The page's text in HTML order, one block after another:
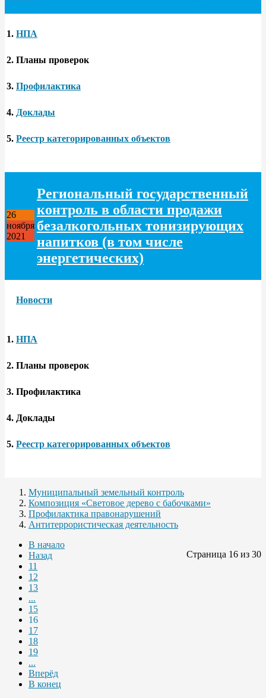
1. НПА
2. Планы проверок
3. Профилактика
4. Доклады
5. Реестр категорированных объектов
26
ноября
2021
Региональный государственный
контроль в области продажи
безалкогольных тонизирующих
напитков (в том числе
энергетических)
Новости
1. НПА
2. Планы проверок
3. Профилактика
4. Доклады
5. Реестр категорированных объектов
Муниципальный земельный контроль
Композиция «Световое дерево с бабочками»
Профилактика правонарушений
Антитеррористическая деятельность
Страница 16 из 30
В начало
Назад
11
12
13
...
15
16
17
18
19
...
Вперёд
В конец